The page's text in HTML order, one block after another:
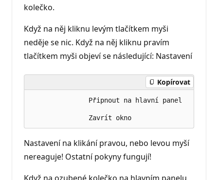
kolečko.
Když na něj kliknu levým tlačítkem myši
neděje se nic. Když na něj kliknu pravím
tlačítkem myši objeví se následující: Nastavení
Kopírovat
               Připnout na hlavní panel
Nastavení na klikání pravou, nebo levou myší
nereaguje! Ostatní pokyny fungují!
Když na ozubené kolečko na hlavním panelu